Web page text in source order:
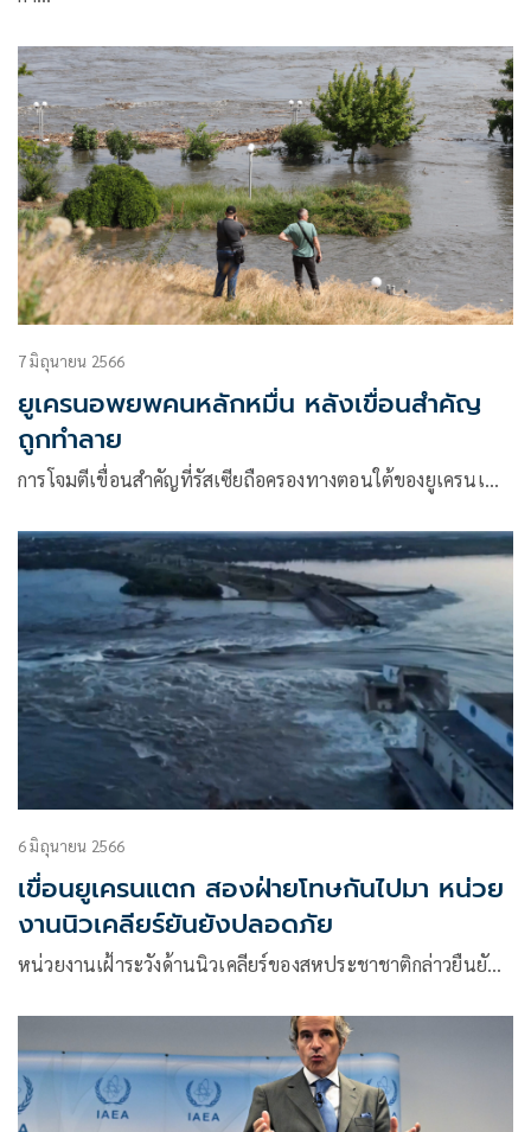
7 มิถุนายน 2566
ยูเครนอพยพคนหลักหมื่น หลังเขื่อนสำคัญ
ถูกทำลาย
การโจมตีเขื่อนสำคัญที่รัสเซียถือครองทางตอนใต้ของยูเครนเ…
6 มิถุนายน 2566
เขื่อนยูเครนแตก สองฝ่ายโทษกันไปมา หน่วย
งานนิวเคลียร์ยันยังปลอดภัย
หน่วยงานเฝ้าระวังด้านนิวเคลียร์ของสหประชาชาติกล่าวยืนยั…